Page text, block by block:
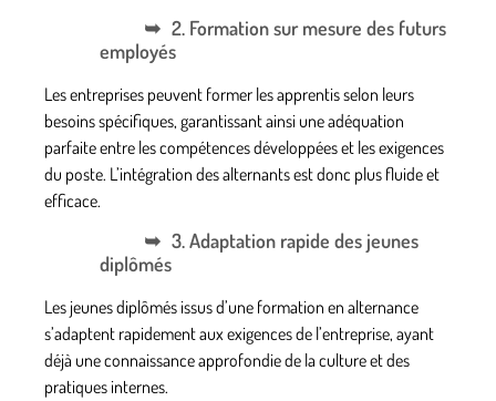
2. Formation sur mesure des futurs
employés
Les entreprises peuvent former les apprentis selon leurs
besoins spécifiques, garantissant ainsi une adéquation
parfaite entre les compétences développées et les exigences
du poste. L’intégration des alternants est donc plus fluide et
efficace.
3. Adaptation rapide des jeunes
diplômés
Les jeunes diplômés issus d’une formation en alternance
s’adaptent rapidement aux exigences de l’entreprise, ayant
déjà une connaissance approfondie de la culture et des
pratiques internes.